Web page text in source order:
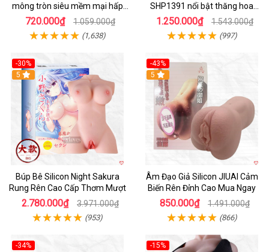
mông tròn siêu mềm mại hấp
dẫn
720.000₫ 1.059.000₫
(1,638)
SHP1391 nổi bật thăng hoa
hoàn hảo
1.250.000₫ 1.543.000₫
(997)
-30%
Hot
5
Búp Bê Silicon Night Sakura
Rung Rên Cao Cấp Thơm Mượt
2.780.000₫ 3.971.000₫
(953)
-43%
5
Âm Đạo Giả Silicon JIUAI Cảm
Biến Rên Đỉnh Cao Mua Ngay
850.000₫ 1.491.000₫
(866)
-34%
-15%